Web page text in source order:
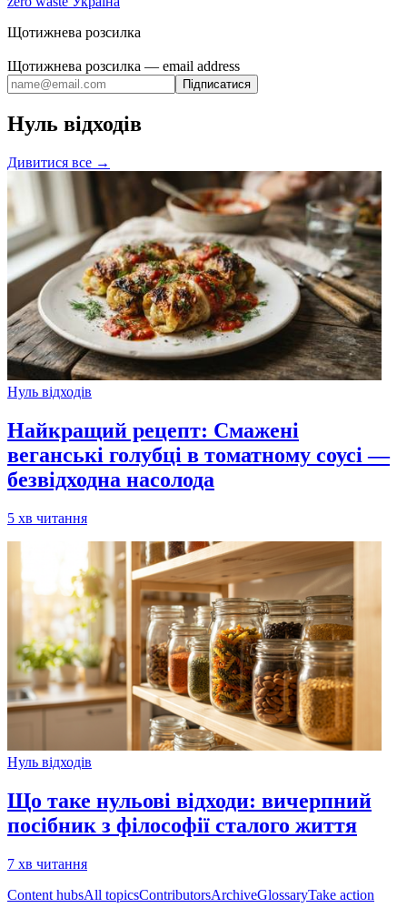
Щотижнева розсилка
Щотижнева розсилка — email address
Підписатися
Нуль відходів
Дивитися все →
Нуль відходів
Найкращий рецепт: Смажені
веганські голубці в томатному соусі —
безвідходна насолода
5 хв читання
Нуль відходів
Що таке нульові відходи: вичерпний
посібник з філософії сталого життя
7 хв читання
Content hubsAll topicsContributorsArchiveGlossaryTake action